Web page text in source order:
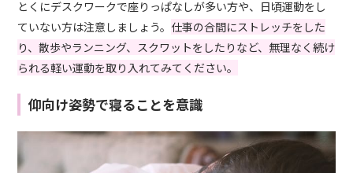
とくにデスクワークで座りっぱなしが多い方や、日頃運動をし
ていない方は注意しましょう。 仕事の合間にストレッチをした
り、散歩やランニング、スクワットをしたりなど、無理なく続け
られる軽い運動を取り入れてみてください。
仰向け姿勢で寝ることを意識